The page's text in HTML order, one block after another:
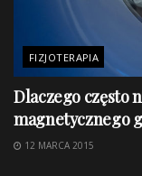
FIZJOTERAPIA
Dlaczego często
magnetycznego
12 MARCA 2015